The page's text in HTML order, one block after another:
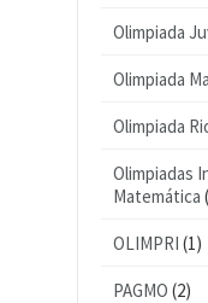
Olimpiada
Olimpiada
Olimpiada
Olimpiadas
Matemática
OLIMPRI (1)
PAGMO (2)